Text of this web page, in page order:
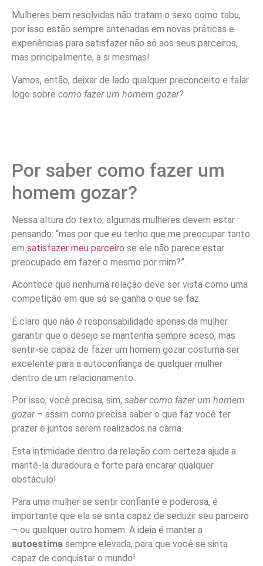
Mulheres bem resolvidas não tratam o sexo como tabu,
por isso estão sempre antenadas em novas práticas e
experiências para satisfazer não só aos seus parceiros,
mas principalmente, a si mesmas!
Vamos, então, deixar de lado qualquer preconceito e falar
logo sobre como fazer um homem gozar?
Por saber como fazer um
homem gozar?
Nessa altura do texto, algumas mulheres devem estar
pensando: “mas por que eu tenho que me preocupar tanto
em satisfazer meu parceiro se ele não parece estar
preocupado em fazer o mesmo por mim?”.
Acontece que nenhuma relação deve ser vista como uma
competição em que só se ganha o que se faz.
É claro que não é responsabilidade apenas da mulher
garantir que o desejo se mantenha sempre aceso, mas
sentir-se capaz de fazer um homem gozar costuma ser
excelente para a autoconfiança de qualquer mulher
dentro de um relacionamento.
Por isso, você precisa, sim, saber como fazer um homem
gozar– assim como precisa saber o que faz você ter
prazer e juntos serem realizados na cama.
Esta intimidade dentro da relação com certeza ajuda a
mantê-la duradoura e forte para encarar qualquer
obstáculo!
Para uma mulher se sentir confiante e poderosa, é
importante que ela se sinta capaz de seduzir seu parceiro
– ou qualquer outro homem. A ideia é manter a
autoestima sempre elevada, para que você se sinta
capaz de conquistar o mundo!